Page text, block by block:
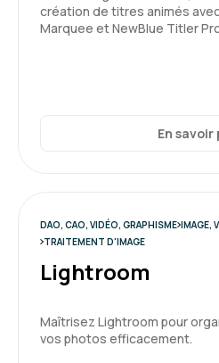
création de titres animés
Marquee et NewBlue Titler
En savoir
DAO, CAO, VIDÉO, GRAPHISME IMAGE,
TRAITEMENT D'IMAGE
Lightroom
Maîtrisez Lightroom pour
vos photos efficacement.